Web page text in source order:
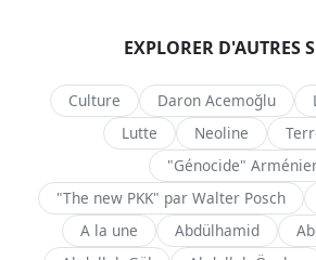
EXPLORER D'AUTRES
Culture Daron Acemoğlu
Lutte
Neoline
"Génocide"
"The new PKK" par Walter Posch
A la une
Abdülhamid